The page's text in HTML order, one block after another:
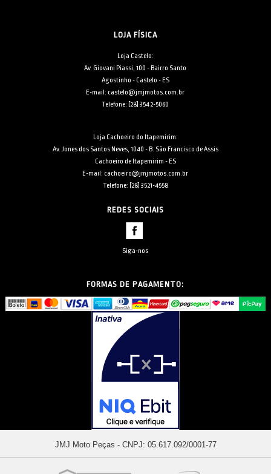
LOJA FÍSICA
Loja Castelo:
Av. Giovani Piassi, 100 - Bairro Santo
Agostinho - Castelo - ES
E-mail: castelo@jmjmotos.com.br
Telefone: [28] 3542-5060
Loja Cachoeiro do Itapemirim:
Av. Jones dos Santos Neves, 1040 - B. São Francisco de Assis
Cachoeiro de Itapemirim - ES
E-mail: cachoeiro@jmjmotos.com.br
Telefone: [28] 3521-4558
REDES SOCIAIS
Siga-nos
FORMAS DE PAGAMENTO:
JMJ Moto Peças - CNPJ: 05.617.092/0001-77